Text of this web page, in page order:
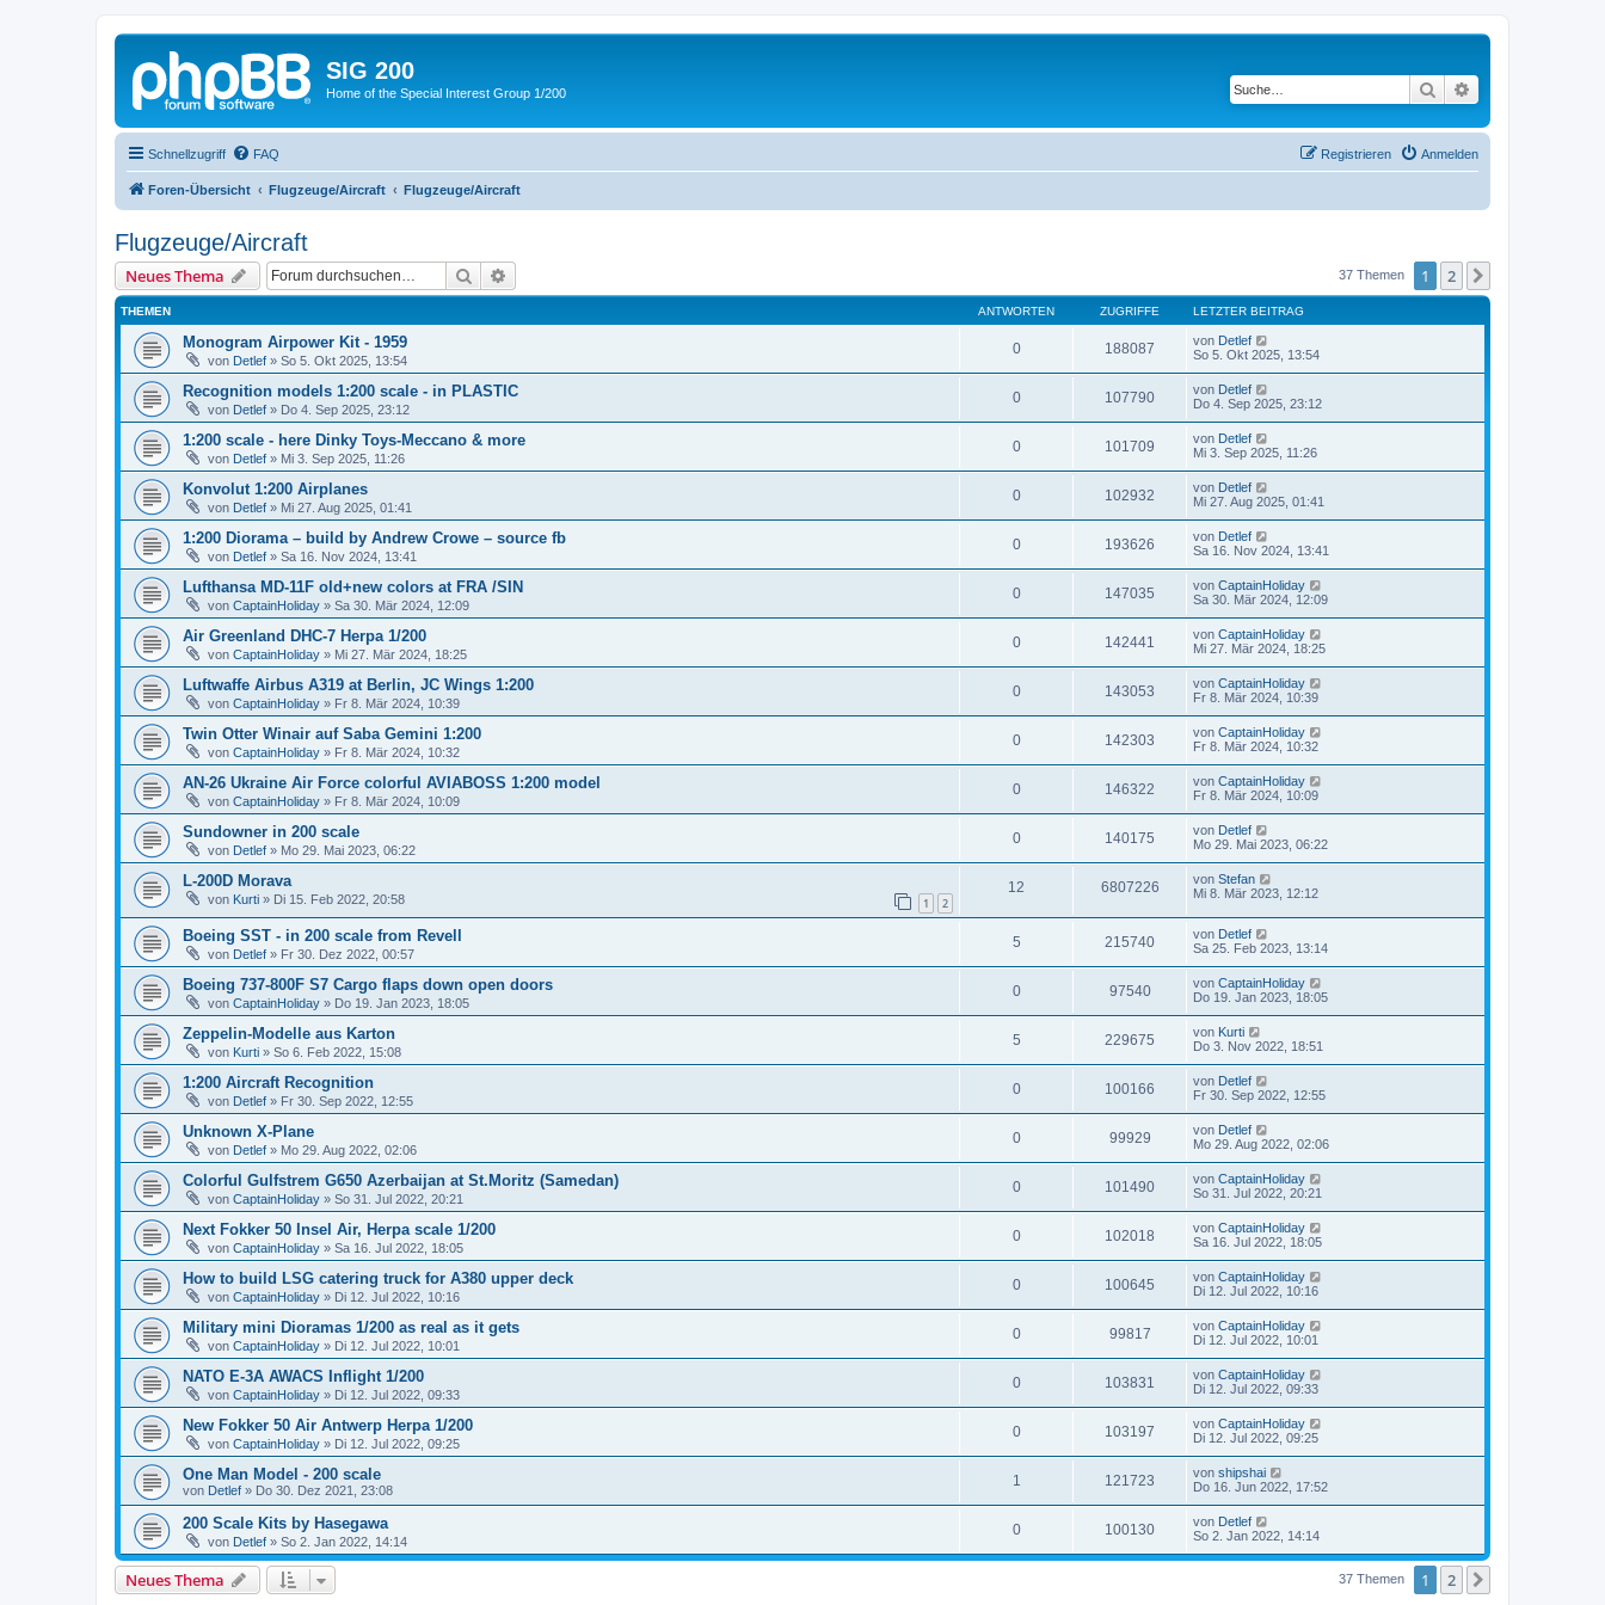
SIG 200
Home of the Special Interest Group 1/200 Suche
Schnellzugriff FAQ Anmelden
Registrieren
Foren-Übersicht Flugzeuge/Aircraft Flugzeuge/Aircraft
Flugzeuge/Aircraft
Neues Thema Suche 37 Themen 1 2
THEMEN ANTWORTEN ZUGRIFFE LETZTER BEITRAG
Monogram Airpower Kit - 1959
von Detlef » So 5. Okt 2025, 13:54
0 188087 von Detlef
So 5. Okt 2025, 13:54
Recognition models 1:200 scale - in PLASTIC
von Detlef » Do 4. Sep 2025, 23:12
0 107790 von Detlef
Do 4. Sep 2025, 23:12
1:200 scale - here Dinky Toys-Meccano & more
von Detlef » Mi 3. Sep 2025, 11:26
0 101709 von Detlef
Mi 3. Sep 2025, 11:26
Konvolut 1:200 Airplanes
von Detlef » Mi 27. Aug 2025, 01:41
0 102932 von Detlef
Mi 27. Aug 2025, 01:41
1:200 Diorama – build by Andrew Crowe – source fb
von Detlef » Sa 16. Nov 2024, 13:41
0 193626 von Detlef
Sa 16. Nov 2024, 13:41
Lufthansa MD-11F old+new colors at FRA /SIN
von CaptainHoliday » Sa 30. Mär 2024, 12:09
0 147035 von CaptainHoliday
Sa 30. Mär 2024, 12:09
Air Greenland DHC-7 Herpa 1/200
von CaptainHoliday » Mi 27. Mär 2024, 18:25
0 142441 von CaptainHoliday
Mi 27. Mär 2024, 18:25
Luftwaffe Airbus A319 at Berlin, JC Wings 1:200
von CaptainHoliday » Fr 8. Mär 2024, 10:39
0 143053 von CaptainHoliday
Fr 8. Mär 2024, 10:39
Twin Otter Winair auf Saba Gemini 1:200
von CaptainHoliday » Fr 8. Mär 2024, 10:32
0 142303 von CaptainHoliday
Fr 8. Mär 2024, 10:32
AN-26 Ukraine Air Force colorful AVIABOSS 1:200 model
von CaptainHoliday » Fr 8. Mär 2024, 10:09
0 146322 von CaptainHoliday
Fr 8. Mär 2024, 10:09
Sundowner in 200 scale
von Detlef » Mo 29. Mai 2023, 06:22
0 140175 von Detlef
Mo 29. Mai 2023, 06:22
L-200D Morava
von Kurti » Di 15. Feb 2022, 20:58 1 2
12 6807226 von Stefan
Mi 8. Mär 2023, 12:12
Boeing SST - in 200 scale from Revell
von Detlef » Fr 30. Dez 2022, 00:57
5 215740 von Detlef
Sa 25. Feb 2023, 13:14
Boeing 737-800F S7 Cargo flaps down open doors
von CaptainHoliday » Do 19. Jan 2023, 18:05
0 97540 von CaptainHoliday
Do 19. Jan 2023, 18:05
Zeppelin-Modelle aus Karton
von Kurti » So 6. Feb 2022, 15:08
5 229675 von Kurti
Do 3. Nov 2022, 18:51
1:200 Aircraft Recognition
von Detlef » Fr 30. Sep 2022, 12:55
0 100166 von Detlef
Fr 30. Sep 2022, 12:55
Unknown X-Plane
von Detlef » Mo 29. Aug 2022, 02:06
0 99929 von Detlef
Mo 29. Aug 2022, 02:06
Colorful Gulfstrem G650 Azerbaijan at St.Moritz (Samedan)
von CaptainHoliday » So 31. Jul 2022, 20:21
0 101490 von CaptainHoliday
So 31. Jul 2022, 20:21
Next Fokker 50 Insel Air, Herpa scale 1/200
von CaptainHoliday » Sa 16. Jul 2022, 18:05
0 102018 von CaptainHoliday
Sa 16. Jul 2022, 18:05
How to build LSG catering truck for A380 upper deck
von CaptainHoliday » Di 12. Jul 2022, 10:16
0 100645 von CaptainHoliday
Di 12. Jul 2022, 10:16
Military mini Dioramas 1/200 as real as it gets
von CaptainHoliday » Di 12. Jul 2022, 10:01
0 99817 von CaptainHoliday
Di 12. Jul 2022, 10:01
NATO E-3A AWACS Inflight 1/200
von CaptainHoliday » Di 12. Jul 2022, 09:33
0 103831 von CaptainHoliday
Di 12. Jul 2022, 09:33
New Fokker 50 Air Antwerp Herpa 1/200
von CaptainHoliday » Di 12. Jul 2022, 09:25
0 103197 von CaptainHoliday
Di 12. Jul 2022, 09:25
One Man Model - 200 scale
von Detlef » Do 30. Dez 2021, 23:08
1 121723 von shipshai
Do 16. Jun 2022, 17:52
200 Scale Kits by Hasegawa
von Detlef » So 2. Jan 2022, 14:14
0 100130 von Detlef
So 2. Jan 2022, 14:14
Neues Thema 37 Themen 1 2